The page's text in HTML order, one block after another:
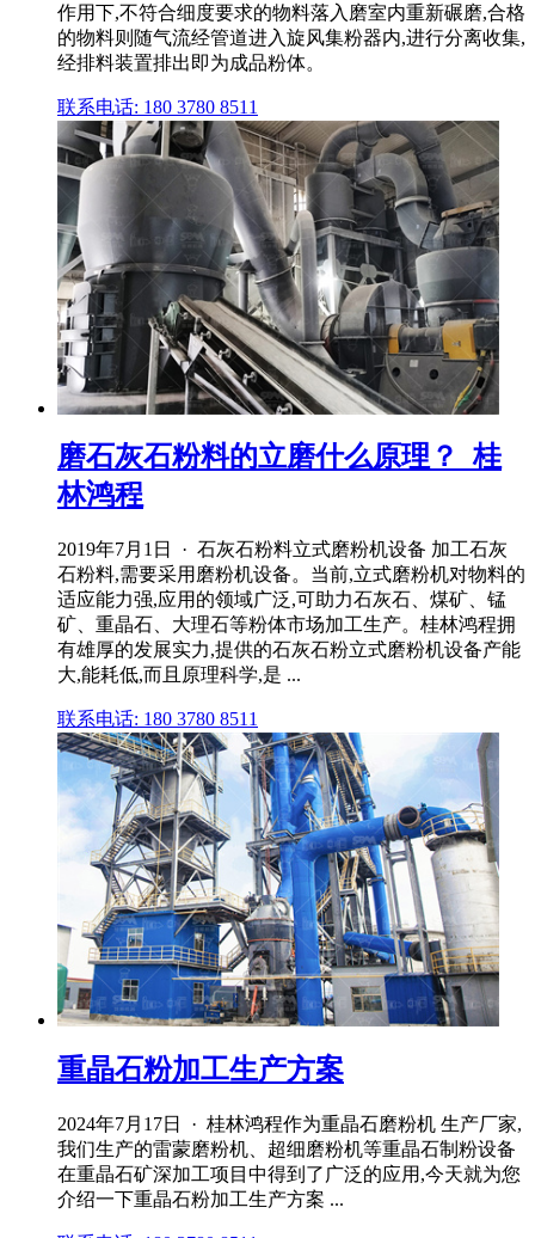
作用下,不符合细度要求的物料落入磨室内重新碾磨,合格
的物料则随气流经管道进入旋风集粉器内,进行分离收集,
经排料装置排出即为成品粉体。
联系电话: 180 3780 8511
磨石灰石粉料的立磨什么原理？_桂
林鸿程
2019年7月1日 · 石灰石粉料立式磨粉机设备 加工石灰
石粉料,需要采用磨粉机设备。当前,立式磨粉机对物料的
适应能力强,应用的领域广泛,可助力石灰石、煤矿、锰
矿、重晶石、大理石等粉体市场加工生产。桂林鸿程拥
有雄厚的发展实力,提供的石灰石粉立式磨粉机设备产能
大,能耗低,而且原理科学,是 ...
联系电话: 180 3780 8511
重晶石粉加工生产方案
2024年7月17日 · 桂林鸿程作为重晶石磨粉机 生产厂家,
我们生产的雷蒙磨粉机、超细磨粉机等重晶石制粉设备
在重晶石矿深加工项目中得到了广泛的应用,今天就为您
介绍一下重晶石粉加工生产方案 ...